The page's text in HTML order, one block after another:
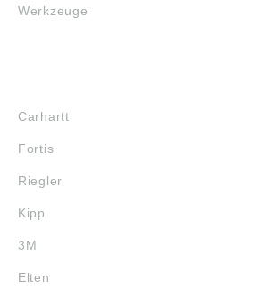
Werkzeuge
Carhartt
Fortis
Riegler
Kipp
3M
Elten